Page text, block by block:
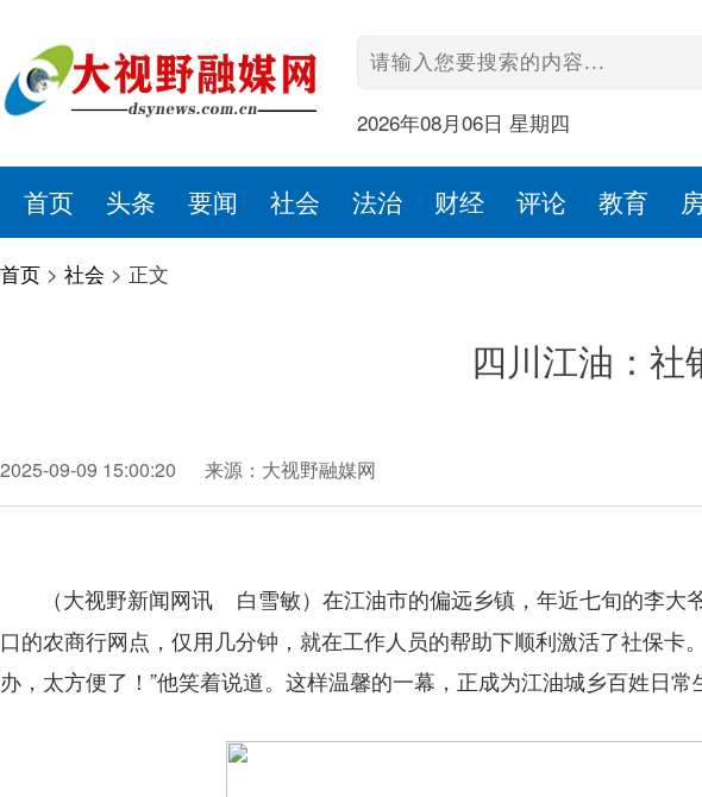
2026年08月06日 星期四
首页 头条 要闻 社会 法治 财经 评论 教育
首页 > 社会 > 正文
四川江油：社
2025-09-09 15:00:20 来源：大视野融媒网
（大视野新闻网讯 白雪敏） 在江油市的偏远乡镇，年近七旬的李大
口的农商行网点，仅用几分钟，就在工作人员的帮助下顺利激活了社保卡
办，太方便了！”他笑着说道。这样温馨的一幕，正成为江油城乡百姓日常